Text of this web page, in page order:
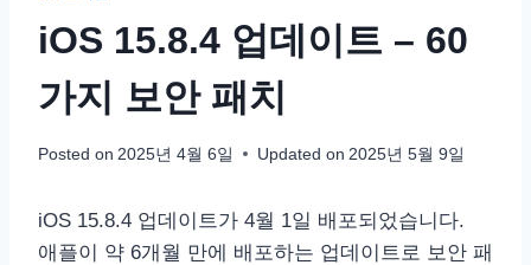
iOS 15.8.4 업데이트 – 60
가지 보안 패치
Posted on 2025년 4월 6일 Updated on 2025년 5월 9일
iOS 15.8.4 업데이트가 4월 1일 배포되었습니다.
애플이 약 6개월 만에 배포하는 업데이트로 보안 패